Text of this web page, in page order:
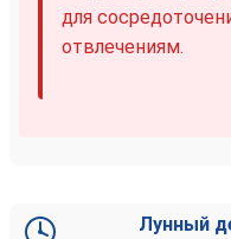
для
отвлечениям.
Лунный